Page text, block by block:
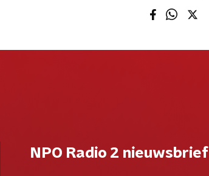
NPO Radio 2 nieuwsbrief